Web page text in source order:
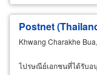
Postnet
Khwang Charakhe
ไปรษณีย์เอกชนที่ได้รับอ